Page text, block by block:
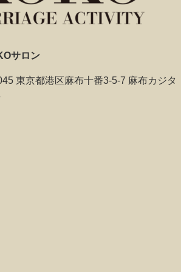
サロン
東京都港区麻布十番3-5-7 麻布カジタ